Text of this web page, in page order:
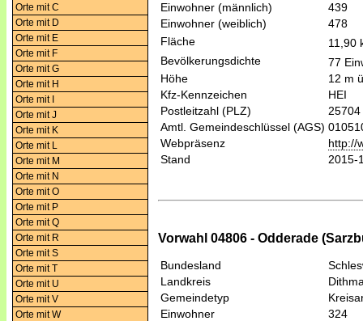
Orte mit C
Orte mit D
Orte mit E
Orte mit F
Orte mit G
Orte mit H
Orte mit I
Orte mit J
Orte mit K
Orte mit L
Orte mit M
Orte mit N
Orte mit O
Orte mit P
Orte mit Q
Orte mit R
Orte mit S
Orte mit T
Orte mit U
Orte mit V
Orte mit W
Einwohner (männlich)
439
Einwohner (weiblich)
478
Fläche
11,90
Bevölkerungsdichte
77
Höhe
12 m
Kfz-Kennzeichen
HEI
Postleitzahl (PLZ)
25704
Amtl. Gemeindeschlüssel (AGS)
Webpräsenz
http://
Stand
2015-
Vorwahl 04806 - Odderade
Bundesland
Landkreis
Gemeindetyp
Einwohner
324